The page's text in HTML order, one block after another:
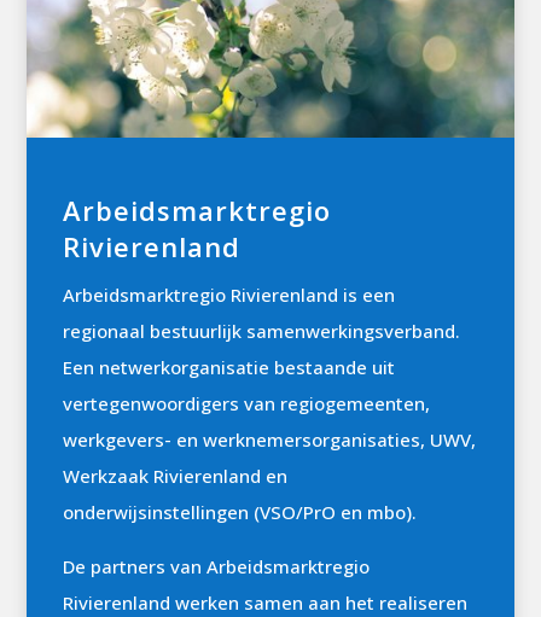
Arbeidsmarktregio
Rivierenland
Arbeidsmarktregio Rivierenland is een
regionaal bestuurlijk samenwerkingsverband.
Een netwerkorganisatie bestaande uit
vertegenwoordigers van regiogemeenten,
werkgevers- en werknemersorganisaties, UWV,
Werkzaak Rivierenland en
onderwijsinstellingen (VSO/PrO en mbo).
De partners van Arbeidsmarktregio
Rivierenland werken samen aan het realiseren